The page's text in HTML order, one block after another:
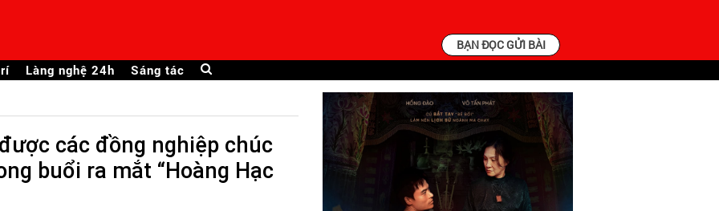
BẠN ĐỌC GỬI BÀI
Làng nghệ 24h Sáng tác
các đồng nghiệp chúc
buổi ra mắt “Hoàng Hạc